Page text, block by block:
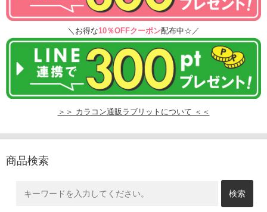
＼お得な10％OFFクーポン配布中☆／
＞＞ カラコン通販ラブリットについて ＜＜
商品検索